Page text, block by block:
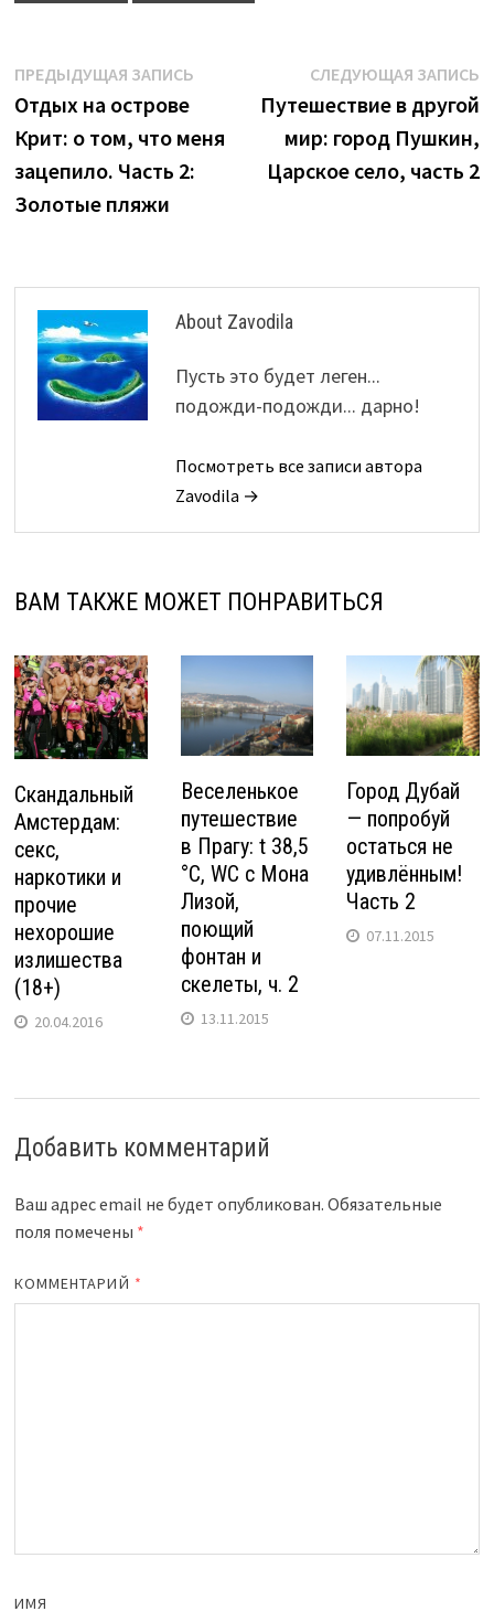
Навигация
по
записям
ПРЕДЫДУЩАЯ ЗАПИСЬПредыдущая
Отдых на острове
Крит: о том, что меня
зацепило. Часть 2:
Золотые пляжи
СЛЕДУЮЩАЯ ЗАПИСЬ
Путешествие в другой
мир: город Пушкин,
Царское село, часть 2
About Zavodila
Пусть это будет леген...
подожди-подожди... дарно!
Посмотреть все записи автора
Zavodila →
ВАМ ТАКЖЕ МОЖЕТ ПОНРАВИТЬСЯ
Скандальный
Амстердам:
секс,
наркотики и
прочие
нехорошие
излишества
(18+)
20.04.2016
Веселенькое
путешествие
в Прагу: t 38,5
°C, WC с Мона
Лизой,
поющий
фонтан и
скелеты, ч. 2
13.11.2015
Город Дубай
— попробуй
остаться не
удивлённым!
Часть 2
07.11.2015
Добавить комментарий
Ваш адрес email не будет опубликован. Обязательные
поля помечены *
КОММЕНТАРИЙ *
ИМЯ